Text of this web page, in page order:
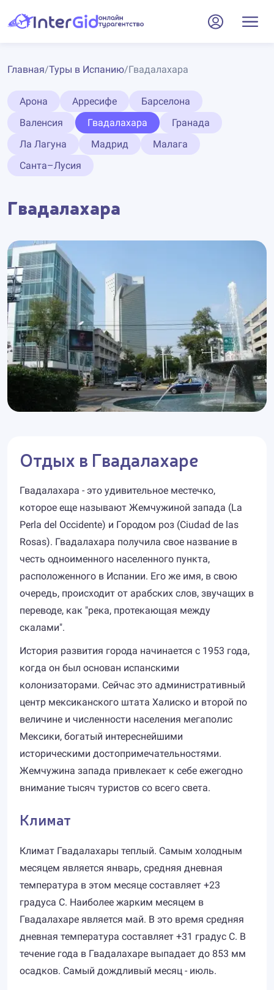
Главная/Туры в Испанию/Гвадалахара
Арона Арресифе
Барселона
Валенсия
Гвадалахара
Гранада
Ла Лагуна
Мадрид
Малага
Санта–Лусия
Гвадалахара
Отдых в Гвадалахаре
Гвадалахара - это удивительное местечко,
которое еще называют Жемчужиной запада (La
Perla del Occidente) и Городом роз (Ciudad de las
Rosas). Гвадалахара получила свое название в
честь одноименного населенного пункта,
расположенного в Испании. Его же имя, в свою
очередь, происходит от арабских слов, звучащих в
переводе, как "река, протекающая между
скалами".
История развития города начинается с 1953 года,
когда он был основан испанскими
колонизаторами. Сейчас это административный
центр мексиканского штата Халиско и второй по
величине и численности населения мегаполис
Мексики, богатый интереснейшими
историческими достопримечательностями.
Жемчужина запада привлекает к себе ежегодно
внимание тысяч туристов со всего света.
Климат
Климат Гвадалахары теплый. Самым холодным
месяцем является январь, средняя дневная
температура в этом месяце составляет +23
градуса С. Наиболее жарким месяцем в
Гвадалахаре является май. В это время средняя
дневная температура составляет +31 градус С. В
течение года в Гвадалахаре выпадает до 853 мм
осадков. Самый дождливый месяц - июль.